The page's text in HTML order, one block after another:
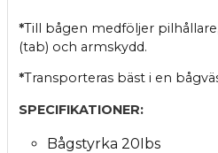
*Till bågen medföljer
(tab) och armskydd.
*Transporteras bäst i en
SPECIFIKATIONER:
Bågstyrka 20Ibs